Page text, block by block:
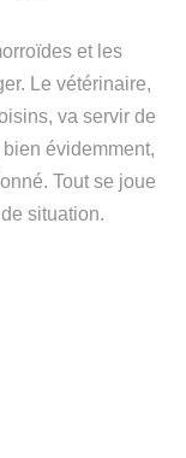
et les
Le vétérinaire,
va servir de
évidemment,
Tout se joue
situation.